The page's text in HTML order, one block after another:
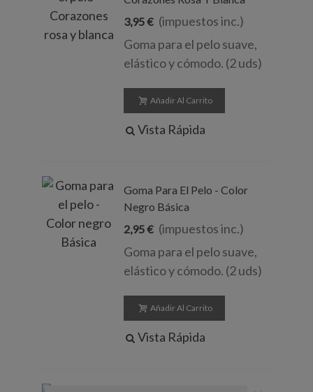
3,95 € (impuestos inc.)
Goma para el pelo suave,
elástico y cómodo. (2 uds)
Añadir Al Carrito
Vista Rápida
Goma Para El Pelo - Color
Negro Básica
2,95 € (impuestos inc.)
Goma para el pelo suave,
elástico y cómodo. (2 uds)
Añadir Al Carrito
Vista Rápida